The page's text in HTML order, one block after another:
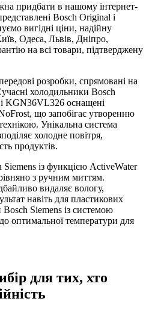
придбати в нашому інтернет-
Bosch Original і
вигідні ціни, надійну
Одеса, Львів, Дніпро,
на всі товари, підтверджену
розробки, спрямовані на
холодильники Bosch
KGN36VL326 оснащені
що запобігає утворенню
Унікальна система
холодне повітря,
продуктів.
із функцією ActiveWater
з ручним миттям.
видаляє вологу,
навіть для пластикових
Siemens із системою
оптимальної температури для
для тих, хто